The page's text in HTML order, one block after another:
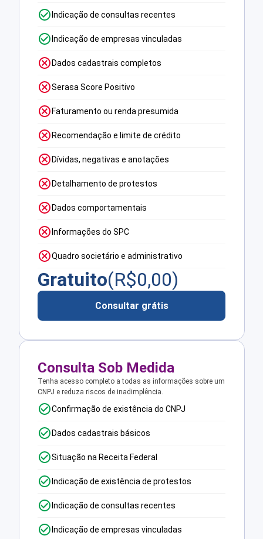
Indicação de consultas recentes
Indicação de empresas vinculadas
Dados cadastrais completos
Serasa Score Positivo
Faturamento ou renda presumida
Recomendação e limite de crédito
Dívidas, negativas e anotações
Detalhamento de protestos
Dados comportamentais
Informações do SPC
Quadro societário e administrativo
Gratuito(R$0,00)
Consultar grátis
Consulta Sob Medida
Tenha acesso completo a todas as informações sobre um
CNPJ e reduza riscos de inadimplência.
Confirmação de existência do CNPJ
Dados cadastrais básicos
Situação na Receita Federal
Indicação de existência de protestos
Indicação de consultas recentes
Indicação de empresas vinculadas